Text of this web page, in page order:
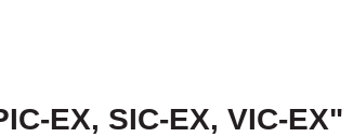
EX, SIC-EX, VIC-EX"